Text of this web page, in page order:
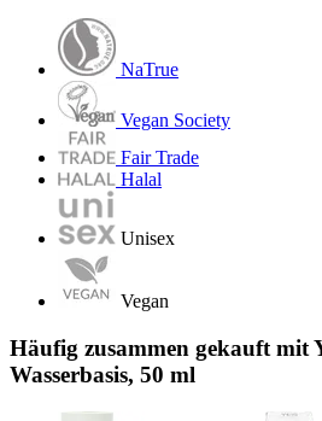
NaTrue
Vegan Society
Fair Trade
Halal
Unisex
Vegan
Häufig zusammen gekauft mit
Wasserbasis, 50 ml